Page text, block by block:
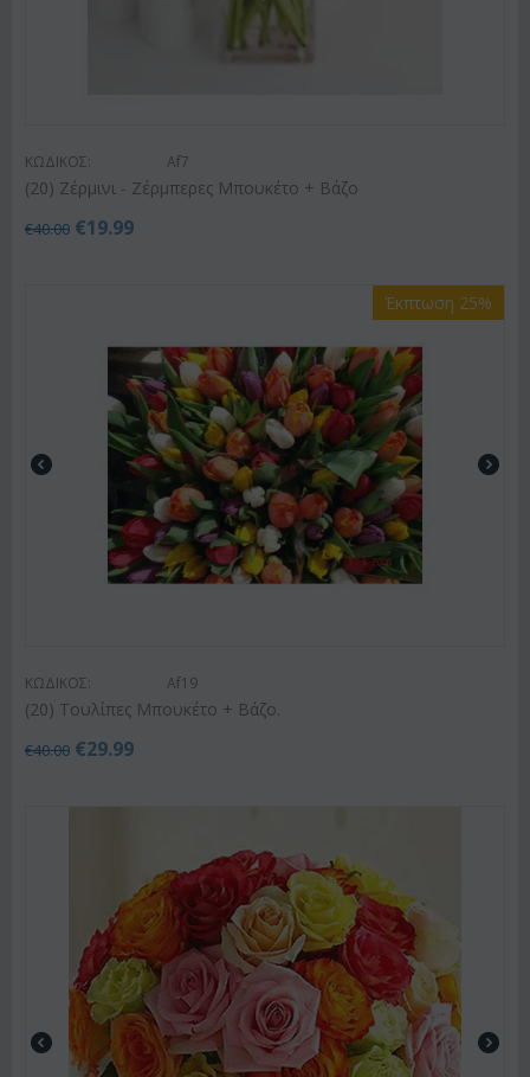
ΚΩΔΙΚΟΣ: Af7
(20) Ζέρμινι - Ζέρμπερες Μπουκέτο + Βάζο
€40.00 €19.99
Έκπτωση 25%
ΚΩΔΙΚΟΣ: Af19
(20) Τουλίπες Μπουκέτο + Βάζο.
€40.00 €29.99